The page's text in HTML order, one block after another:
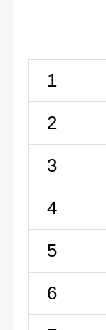
1
2
3
4
5
6